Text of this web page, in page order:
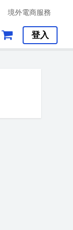
境外電商服務
登入